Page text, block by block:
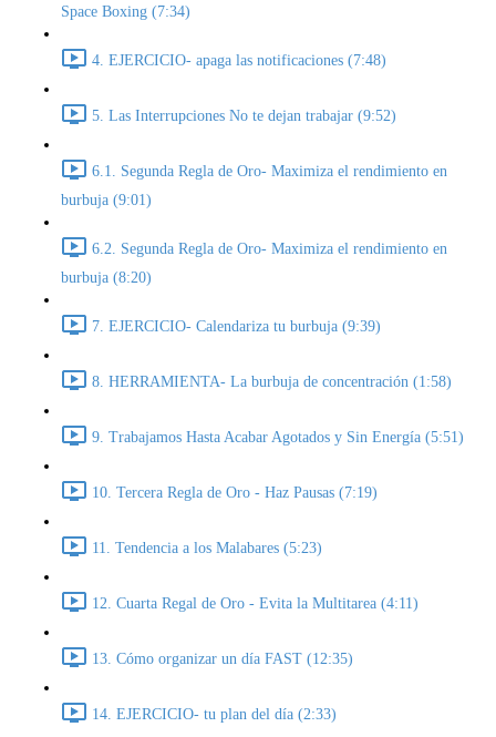
Space Boxing (7:34)
4. EJERCICIO- apaga las notificaciones (7:48)
5. Las Interrupciones No te dejan trabajar (9:52)
6.1. Segunda Regla de Oro- Maximiza el rendimiento en
burbuja (9:01)
6.2. Segunda Regla de Oro- Maximiza el rendimiento en
burbuja (8:20)
7. EJERCICIO- Calendariza tu burbuja (9:39)
8. HERRAMIENTA- La burbuja de concentración (1:58)
9. Trabajamos Hasta Acabar Agotados y Sin Energía (5:51)
10. Tercera Regla de Oro - Haz Pausas (7:19)
11. Tendencia a los Malabares (5:23)
12. Cuarta Regal de Oro - Evita la Multitarea (4:11)
13. Cómo organizar un día FAST (12:35)
14. EJERCICIO- tu plan del día (2:33)